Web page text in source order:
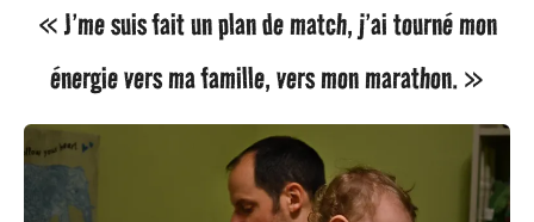
« J’me suis fait un plan de match, j’ai tourné mon
énergie vers ma famille, vers mon marathon. »